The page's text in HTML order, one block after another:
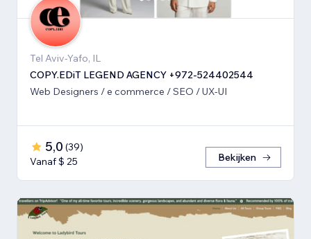
Tel Aviv-Yafo, IL
COPY.EDiT LEGEND AGENCY +972-524402544
Web Designers / e commerce / SEO / UX-UI
5,0 (39)
Vanaf $ 25
Bekijken